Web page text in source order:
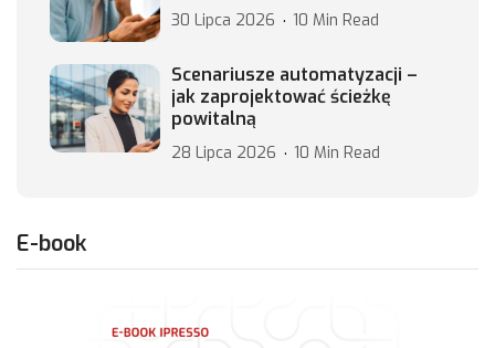
30 Lipca 2026 10 Min Read
Scenariusze automatyzacji –
jak zaprojektować ścieżkę
powitalną
28 Lipca 2026 10 Min Read
E-book